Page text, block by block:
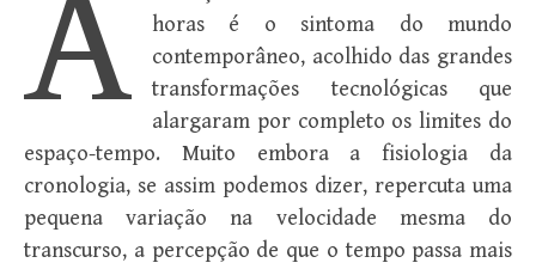
A
horas é o sintoma do mundo
contemporâneo, acolhido das grandes
transformações tecnológicas que
alargaram por completo os limites do
espaço-tempo. Muito embora a fisiologia da
cronologia, se assim podemos dizer, repercuta uma
pequena variação na velocidade mesma do
transcurso, a percepção de que o tempo passa mais